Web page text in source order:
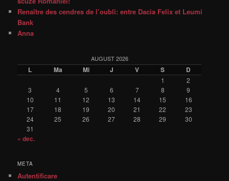
Renaître des cendres de l’oubli: entre Dacia Felix et Leumi
Bank
Anna
AUGUST 2026
L Ma Mi J V S D
1
2
3
4 5 6 7 8
9
10
11 12 13 14 15
16
17
18 19 20 21 22
23
24
25 26 27 28 29
30
31
« dec.
META
Autentificare